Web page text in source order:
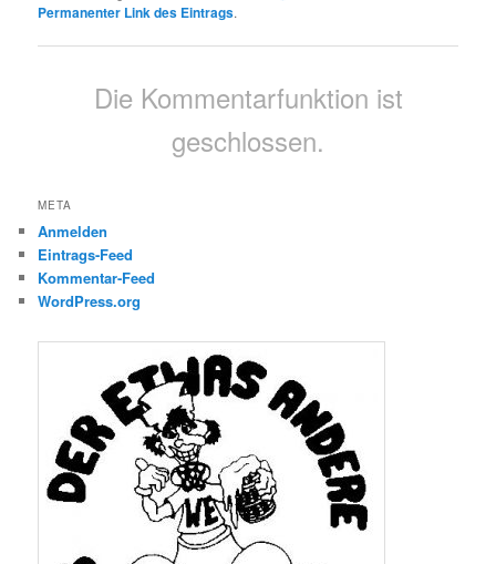
Permanenter Link des Eintrags.
Die Kommentarfunktion ist
geschlossen.
META
Anmelden
Eintrags-Feed
Kommentar-Feed
WordPress.org